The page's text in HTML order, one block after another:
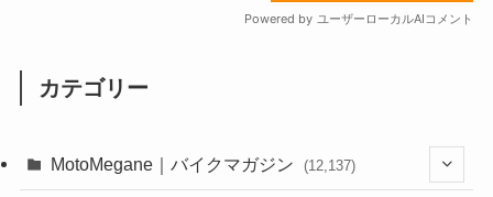
カテゴリー
MotoMegane｜バイクマガジン (12,137)